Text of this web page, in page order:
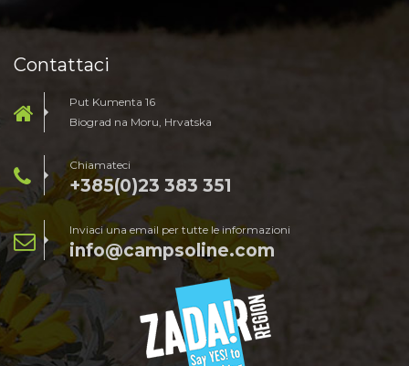
Contattaci
Put Kumenta 16
Biograd na Moru, Hrvatska
Chiamateci
+385(0)23 383 351
Inviaci una email per tutte le informazioni
info@campsoline.com